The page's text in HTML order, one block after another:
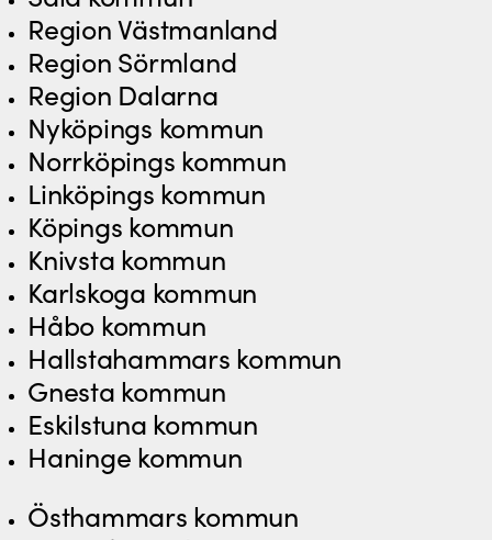
Region Västmanland
Region Sörmland
Region Dalarna
Nyköpings kommun
Norrköpings kommun
Linköpings kommun
Köpings kommun
Knivsta kommun
Karlskoga kommun
Håbo kommun
Hallstahammars kommun
Gnesta kommun
Eskilstuna kommun
Haninge kommun
Östhammars kommun